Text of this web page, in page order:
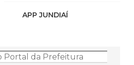
APP JUNDIAÍ